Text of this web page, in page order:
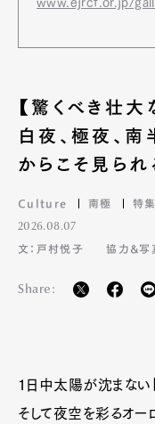
【驚くべき壮大
白夜、極夜、
からこそ見られ
Culture 南極 特集
2026.08.07
文：戸村悦子
協力&写
Share:
1日中太陽が沈まない
そして夜空を彩るオー